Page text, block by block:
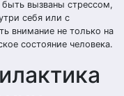
быть вызваны стрессом,
себя или с
внимание не только на
состояние человека.